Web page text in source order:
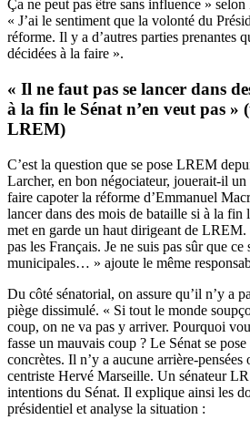
Ça ne peut pas être sans influence »
« J’ai le sentiment que la volonté du
réforme. Il y a d’autres parties prenantes
décidées à la faire ».
« Il ne faut pas se lancer dans
à la fin le Sénat n’en veut pas »
LREM)
C’est la question que se pose LREM
Larcher, en bon négociateur, jouerait-il
faire capoter la réforme d’Emmanuel
lancer dans des mois de bataille si à la fin
met en garde un haut dirigeant de LREM.
pas les Français. Je ne suis pas sûr que ce
municipales… » ajoute le même
Du côté sénatorial, on assure qu’il n’y a
piège dissimulé. « Si tout le monde
coup, on ne va pas y arriver. Pourquoi
fasse un mauvais coup ? Le Sénat se
concrètes. Il n’y a aucune arrière-pensées
centriste Hervé Marseille. Un sénateur
intentions du Sénat. Il explique ainsi les
présidentiel et analyse la situation :